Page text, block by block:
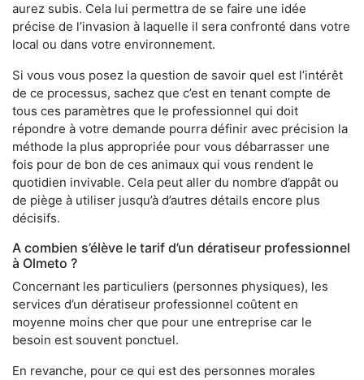
aurez subis. Cela lui permettra de se faire une idée
précise de l’invasion à laquelle il sera confronté dans votre
local ou dans votre environnement.
Si vous vous posez la question de savoir quel est l’intérêt
de ce processus, sachez que c’est en tenant compte de
tous ces paramètres que le professionnel qui doit
répondre à votre demande pourra définir avec précision la
méthode la plus appropriée pour vous débarrasser une
fois pour de bon de ces animaux qui vous rendent le
quotidien invivable. Cela peut aller du nombre d’appât ou
de piège à utiliser jusqu’à d’autres détails encore plus
décisifs.
A combien s’élève le tarif d’un dératiseur professionnel
à Olmeto ?
Concernant les particuliers (personnes physiques), les
services d’un dératiseur professionnel coûtent en
moyenne moins cher que pour une entreprise car le
besoin est souvent ponctuel.
En revanche, pour ce qui est des personnes morales